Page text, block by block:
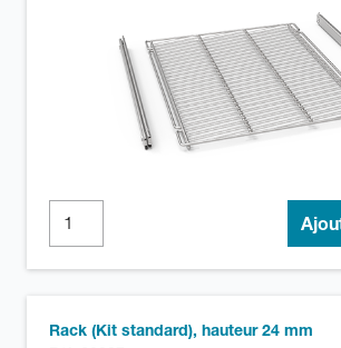
Rack (Kit standard), hauteur 24 mm